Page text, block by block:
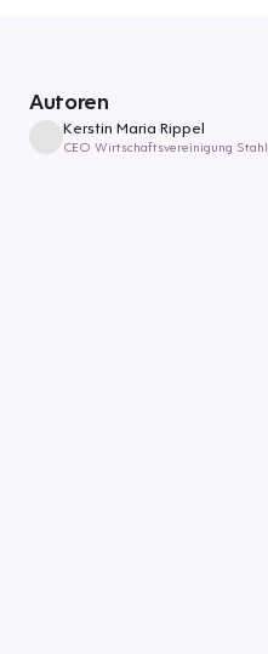
Autoren
Kerstin Maria Rippel
CEO Wirtschaftsvereinigung Stahl